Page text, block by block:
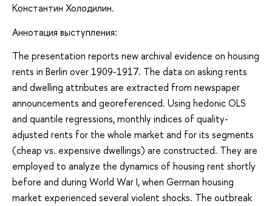
Константин Холодилин.
Аннотация выступления:
The presentation reports new archival evidence on housing
rents in Berlin over 1909-1917. The data on asking rents
and dwelling attributes are extracted from newspaper
announcements and georeferenced. Using hedonic OLS
and quantile regressions, monthly indices of quality-
adjusted rents for the whole market and for its segments
(cheap vs. expensive dwellings) are constructed. They are
employed to analyze the dynamics of housing rent shortly
before and during World War I, when German housing
market experienced several violent shocks. The outbreak